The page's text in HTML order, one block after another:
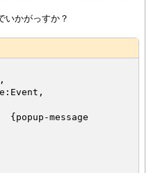
いかがっすか？